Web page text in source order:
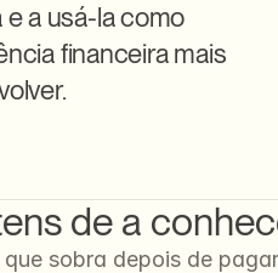
e a usá-la como
financeira mais
de a
sobra depois de